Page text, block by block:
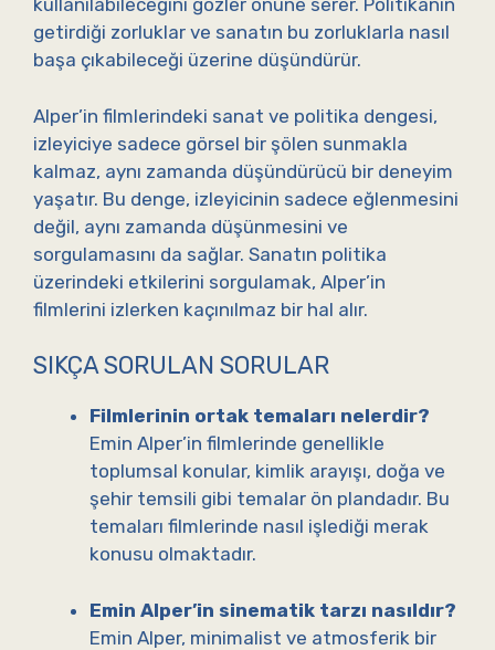
kullanılabileceğini gözler önüne serer. Politikanın
getirdiği zorluklar ve sanatın bu zorluklarla nasıl
başa çıkabileceği üzerine düşündürür.
Alper’in filmlerindeki sanat ve politika dengesi,
izleyiciye sadece görsel bir şölen sunmakla
kalmaz, aynı zamanda düşündürücü bir deneyim
yaşatır. Bu denge, izleyicinin sadece eğlenmesini
değil, aynı zamanda düşünmesini ve
sorgulamasını da sağlar. Sanatın politika
üzerindeki etkilerini sorgulamak, Alper’in
filmlerini izlerken kaçınılmaz bir hal alır.
SIKÇA SORULAN SORULAR
Filmlerinin ortak temaları nelerdir?
Emin Alper’in filmlerinde genellikle
toplumsal konular, kimlik arayışı, doğa ve
şehir temsili gibi temalar ön plandadır. Bu
temaları filmlerinde nasıl işlediği merak
konusu olmaktadır.
Emin Alper’in sinematik tarzı nasıldır?
Emin Alper, minimalist ve atmosferik bir